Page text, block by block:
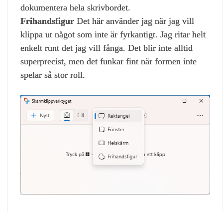
dokumentera hela skrivbordet.
Frihandsfigur Det här använder jag när jag vill
klippa ut något som inte är fyrkantigt. Jag ritar helt
enkelt runt det jag vill fånga. Det blir inte alltid
superprecist, men det funkar fint när formen inte
spelar så stor roll.